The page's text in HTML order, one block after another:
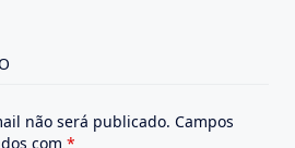
não será publicado. Campos
com *